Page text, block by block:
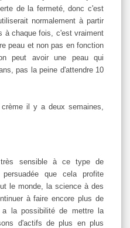
de la fermeté, donc c'est
normalement à partir
à chaque fois, c'est vraiment
peau et non pas en fonction
peut avoir une peau qui
pas la peine d'attendre 10
il y a deux semaines,
sensible à ce type de
que cela profite
le monde, la science à des
à faire encore plus de
a la possibilité de mettre la
d'actifs de plus en plus